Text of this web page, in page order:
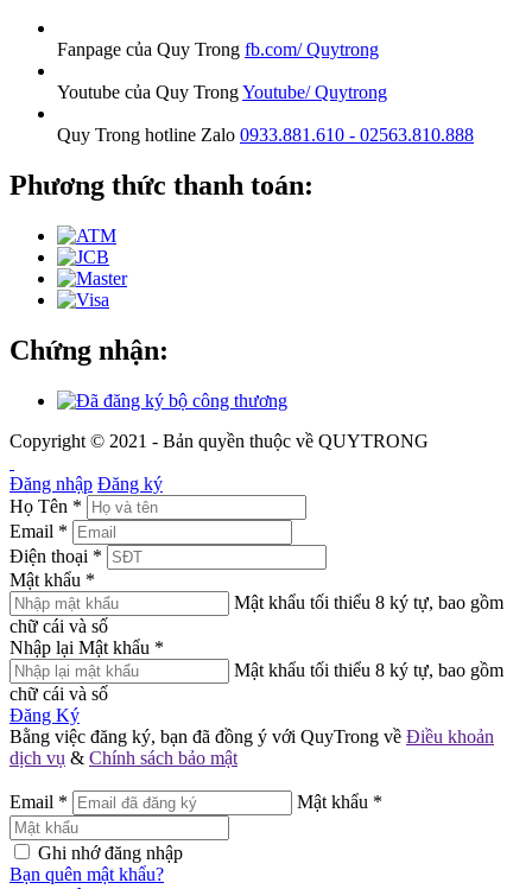
Fanpage của Quy Trong fb.com/ Quytrong
Youtube của Quy TrongYoutube/ Quytrong
Quy Trong hotline Zalo 0933.881.610 - 02563.810.888
Phương thức thanh toán:
Chứng nhận:
Copyright © 2021 - Bản quyền thuộc về QUYTRONG
Đăng nhập Đăng ký
Họ Tên *
Email *
Điện thoại *
Mật khẩu *
Mật khẩu tối thiểu 8 ký tự, bao gồm
chữ cái và số
Nhập lại Mật khẩu *
Mật khẩu tối thiểu 8 ký tự, bao gồm
chữ cái và số
Đăng Ký
Bằng việc đăng ký, bạn đã đồng ý với QuyTrong về Điều khoản
dịch vụ & Chính sách bảo mật
Email * Mật khẩu *
Ghi nhớ đăng nhập
Bạn quên mật khẩu?